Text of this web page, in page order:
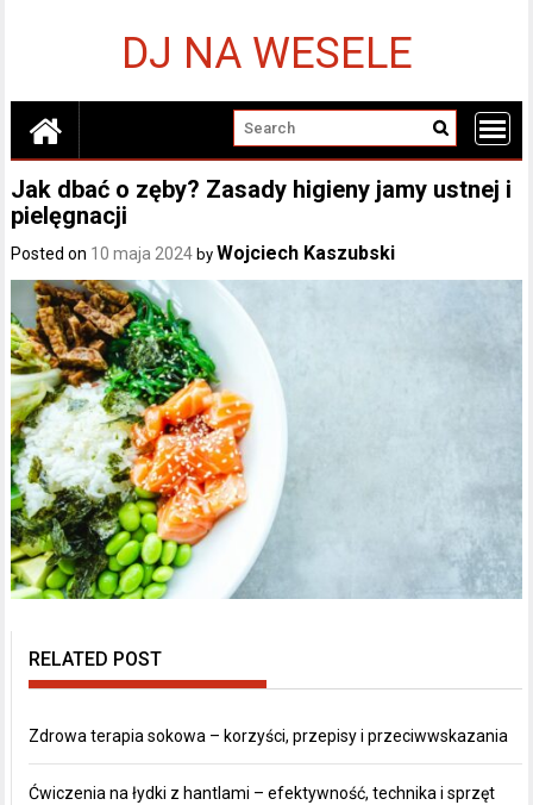
DJ NA WESELE
Jak dbać o zęby? Zasady higieny jamy ustnej i
pielęgnacji
Posted on 10 maja 2024 by Wojciech Kaszubski
RELATED POST
Zdrowa terapia sokowa – korzyści, przepisy i przeciwwskazania
Ćwiczenia na łydki z hantlami – efektywność, technika i sprzęt